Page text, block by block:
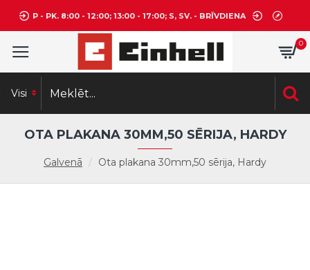
P - PK. 8:00 - 12:00; 13:00 - 17:00; S, SV. - BRĪVDIENA
0
Visi
Galvenā Ota plakana 30mm,50 sērija, Hardy
OTA PLAKANA 30MM,50 SĒRIJA, HARDY